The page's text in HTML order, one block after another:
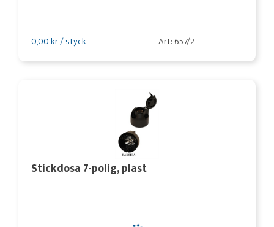
0,00 kr / styck Art: 657/2
Stickdosa 7-polig, plast